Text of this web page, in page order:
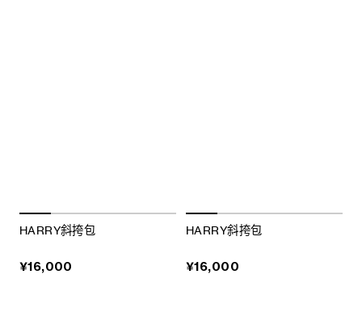
HARRY斜挎包
¥16,000
HARRY斜挎包
¥16,000